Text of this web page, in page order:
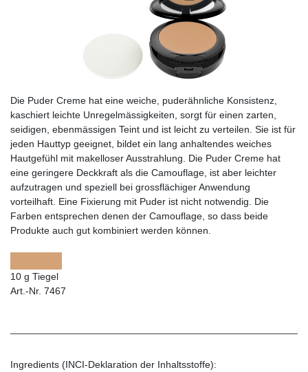
Die Puder Creme hat eine weiche, puderähnliche Konsistenz,
kaschiert leichte Unregelmässigkeiten, sorgt für einen zarten,
seidigen, ebenmässigen Teint und ist leicht zu verteilen. Sie ist für
jeden Hauttyp geeignet, bildet ein lang anhaltendes weiches
Hautgefühl mit makelloser Ausstrahlung. Die Puder Creme hat
eine geringere Deckkraft als die Camouflage, ist aber leichter
aufzutragen und speziell bei grossflächiger Anwendung
vorteilhaft. Eine Fixierung mit Puder ist nicht notwendig. Die
Farben entsprechen denen der Camouflage, so dass beide
Produkte auch gut kombiniert werden können.
10 g Tiegel
Art.-Nr. 7467
Ingredients (INCI-Deklaration der Inhaltsstoffe):